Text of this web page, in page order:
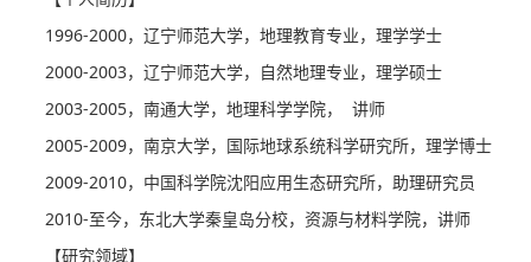
1996-2000，辽宁师范大学，地理教育专业，理学学士
2000-2003，辽宁师范大学，自然地理专业，理学硕士
2003-2005，南通大学，地理科学学院， 讲师
2005-2009，南京大学，国际地球系统科学研究所，理学博士
2009-2010，中国科学院沈阳应用生态研究所，助理研究员
2010-至今，东北大学秦皇岛分校，资源与材料学院，讲师
【研究领域】